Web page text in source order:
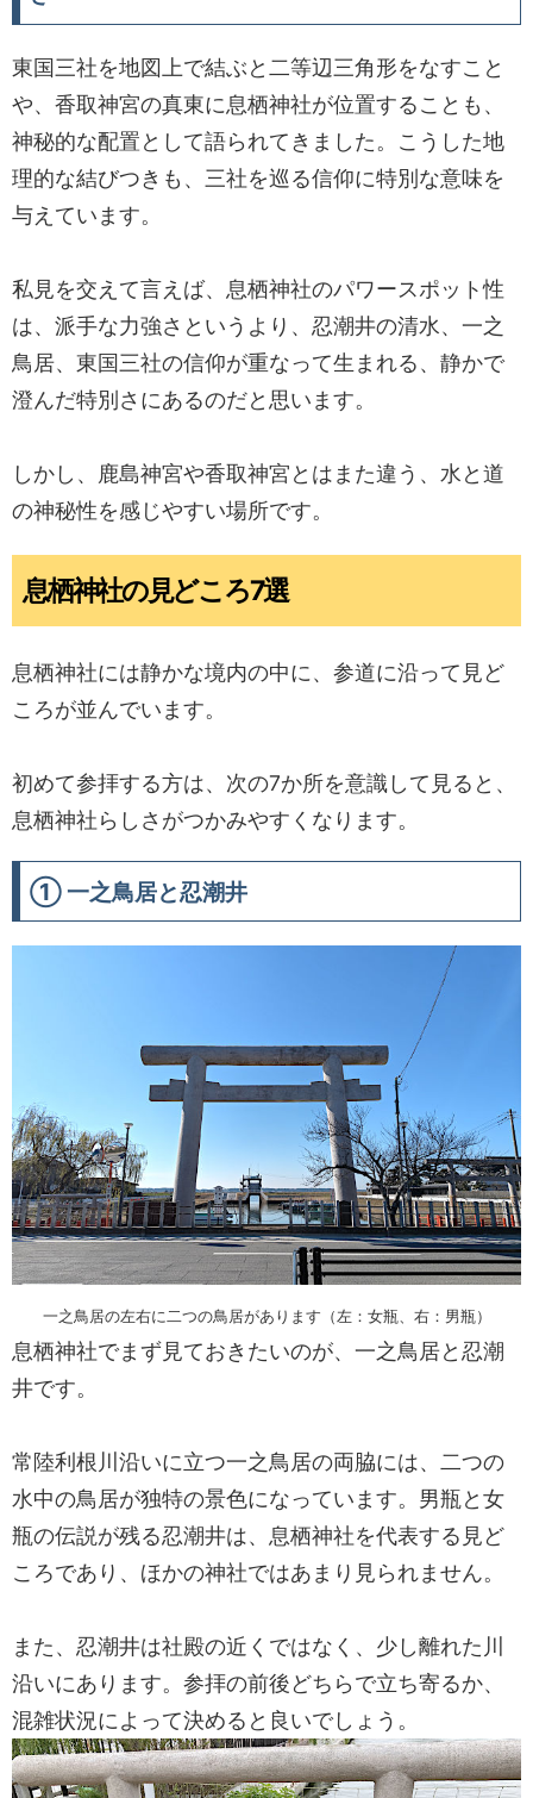
東国三社を地図上で結ぶと二等辺三角形をなすこと
や、香取神宮の真東に息栖神社が位置することも、
神秘的な配置として語られてきました。こうした地
理的な結びつきも、三社を巡る信仰に特別な意味を
与えています。
私見を交えて言えば、息栖神社のパワースポット性
は、派手な力強さというより、忍潮井の清水、一之
鳥居、東国三社の信仰が重なって生まれる、静かで
澄んだ特別さにあるのだと思います。
しかし、鹿島神宮や香取神宮とはまた違う、水と道
の神秘性を感じやすい場所です。
息栖神社の見どころ7選
息栖神社には静かな境内の中に、参道に沿って見ど
ころが並んでいます。
初めて参拝する方は、次の7か所を意識して見ると、
息栖神社らしさがつかみやすくなります。
① 一之鳥居と忍潮井
一之鳥居の左右に二つの鳥居があります（左：女瓶、右：男瓶）
息栖神社でまず見ておきたいのが、一之鳥居と忍潮
井です。
常陸利根川沿いに立つ一之鳥居の両脇には、二つの
水中の鳥居が独特の景色になっています。男瓶と女
瓶の伝説が残る忍潮井は、息栖神社を代表する見ど
ころであり、ほかの神社ではあまり見られません。
また、忍潮井は社殿の近くではなく、少し離れた川
沿いにあります。参拝の前後どちらで立ち寄るか、
混雑状況によって決めると良いでしょう。